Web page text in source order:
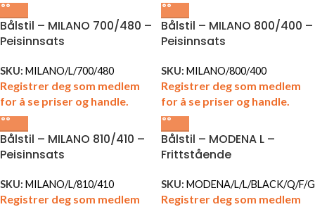
Bålstil – MILANO 700/480 –
Peisinnsats
SKU: MILANO/L/700/480
Registrer deg som medlem
for å se priser og handle.
Bålstil – MILANO 800/400 –
Peisinnsats
SKU: MILANO/800/400
Registrer deg som medlem
for å se priser og handle.
Bålstil – MILANO 810/410 –
Peisinnsats
SKU: MILANO/L/810/410
Registrer deg som medlem
Bålstil – MODENA L –
Frittstående
SKU: MODENA/L/L/BLACK/Q/F/G
Registrer deg som medlem